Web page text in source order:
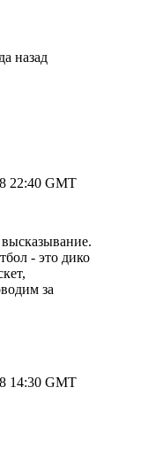
назад
22:40 GMT
- это дико
за
14:30 GMT